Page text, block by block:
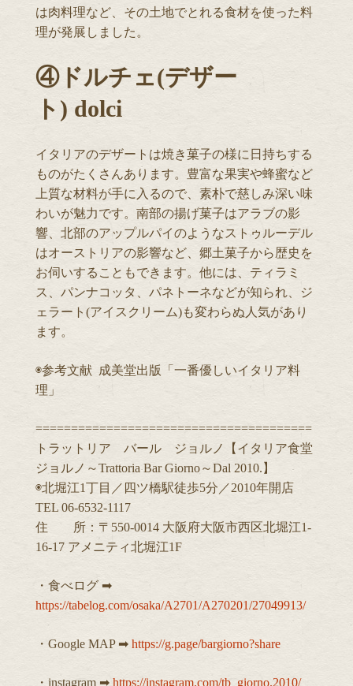
は肉料理など、その土地でとれる食材を使った料
理が発展しました。
④ドルチェ(デザー
ト) dolci
イタリアのデザートは焼き菓子の様に日持ちする
ものがたくさんあります。豊富な果実や蜂蜜など
上質な材料が手に入るので、素朴で慈しみ深い味
わいが魅力です。南部の揚げ菓子はアラブの影
響、北部のアップルパイのようなストゥルーデル
はオーストリアの影響など、郷土菓子から歴史を
お伺いすることもできます。他には、ティラミ
ス、パンナコッタ、パネトーネなどが知られ、ジ
ェラート(アイスクリーム)も変わらぬ人気があり
ます。
◉参考文献 成美堂出版「一番優しいイタリア料
理」
=======================================
トラットリア バール ジョルノ【イタリア食堂
ジョルノ～Trattoria Bar Giorno～Dal 2010.】
◉北堀江1丁目／四ツ橋駅徒歩5分／2010年開店
TEL 06-6532-1117
住 所：〒550-0014 大阪府大阪市西区北堀江1-
16-17 アメニティ北堀江1F
・食べログ ➡︎
https://tabelog.com/osaka/A2701/A270201/27049913/
・Google MAP ➡︎ https://g.page/bargiorno?share
・instagram ➡︎ https://instagram.com/tb_giorno.2010/